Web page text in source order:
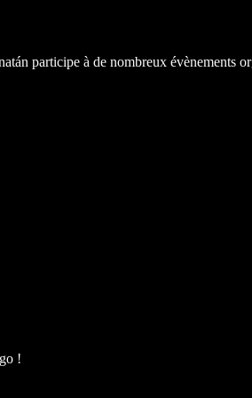
participe à de nombreux évènements
!